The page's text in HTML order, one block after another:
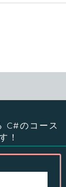
C#のコース
！